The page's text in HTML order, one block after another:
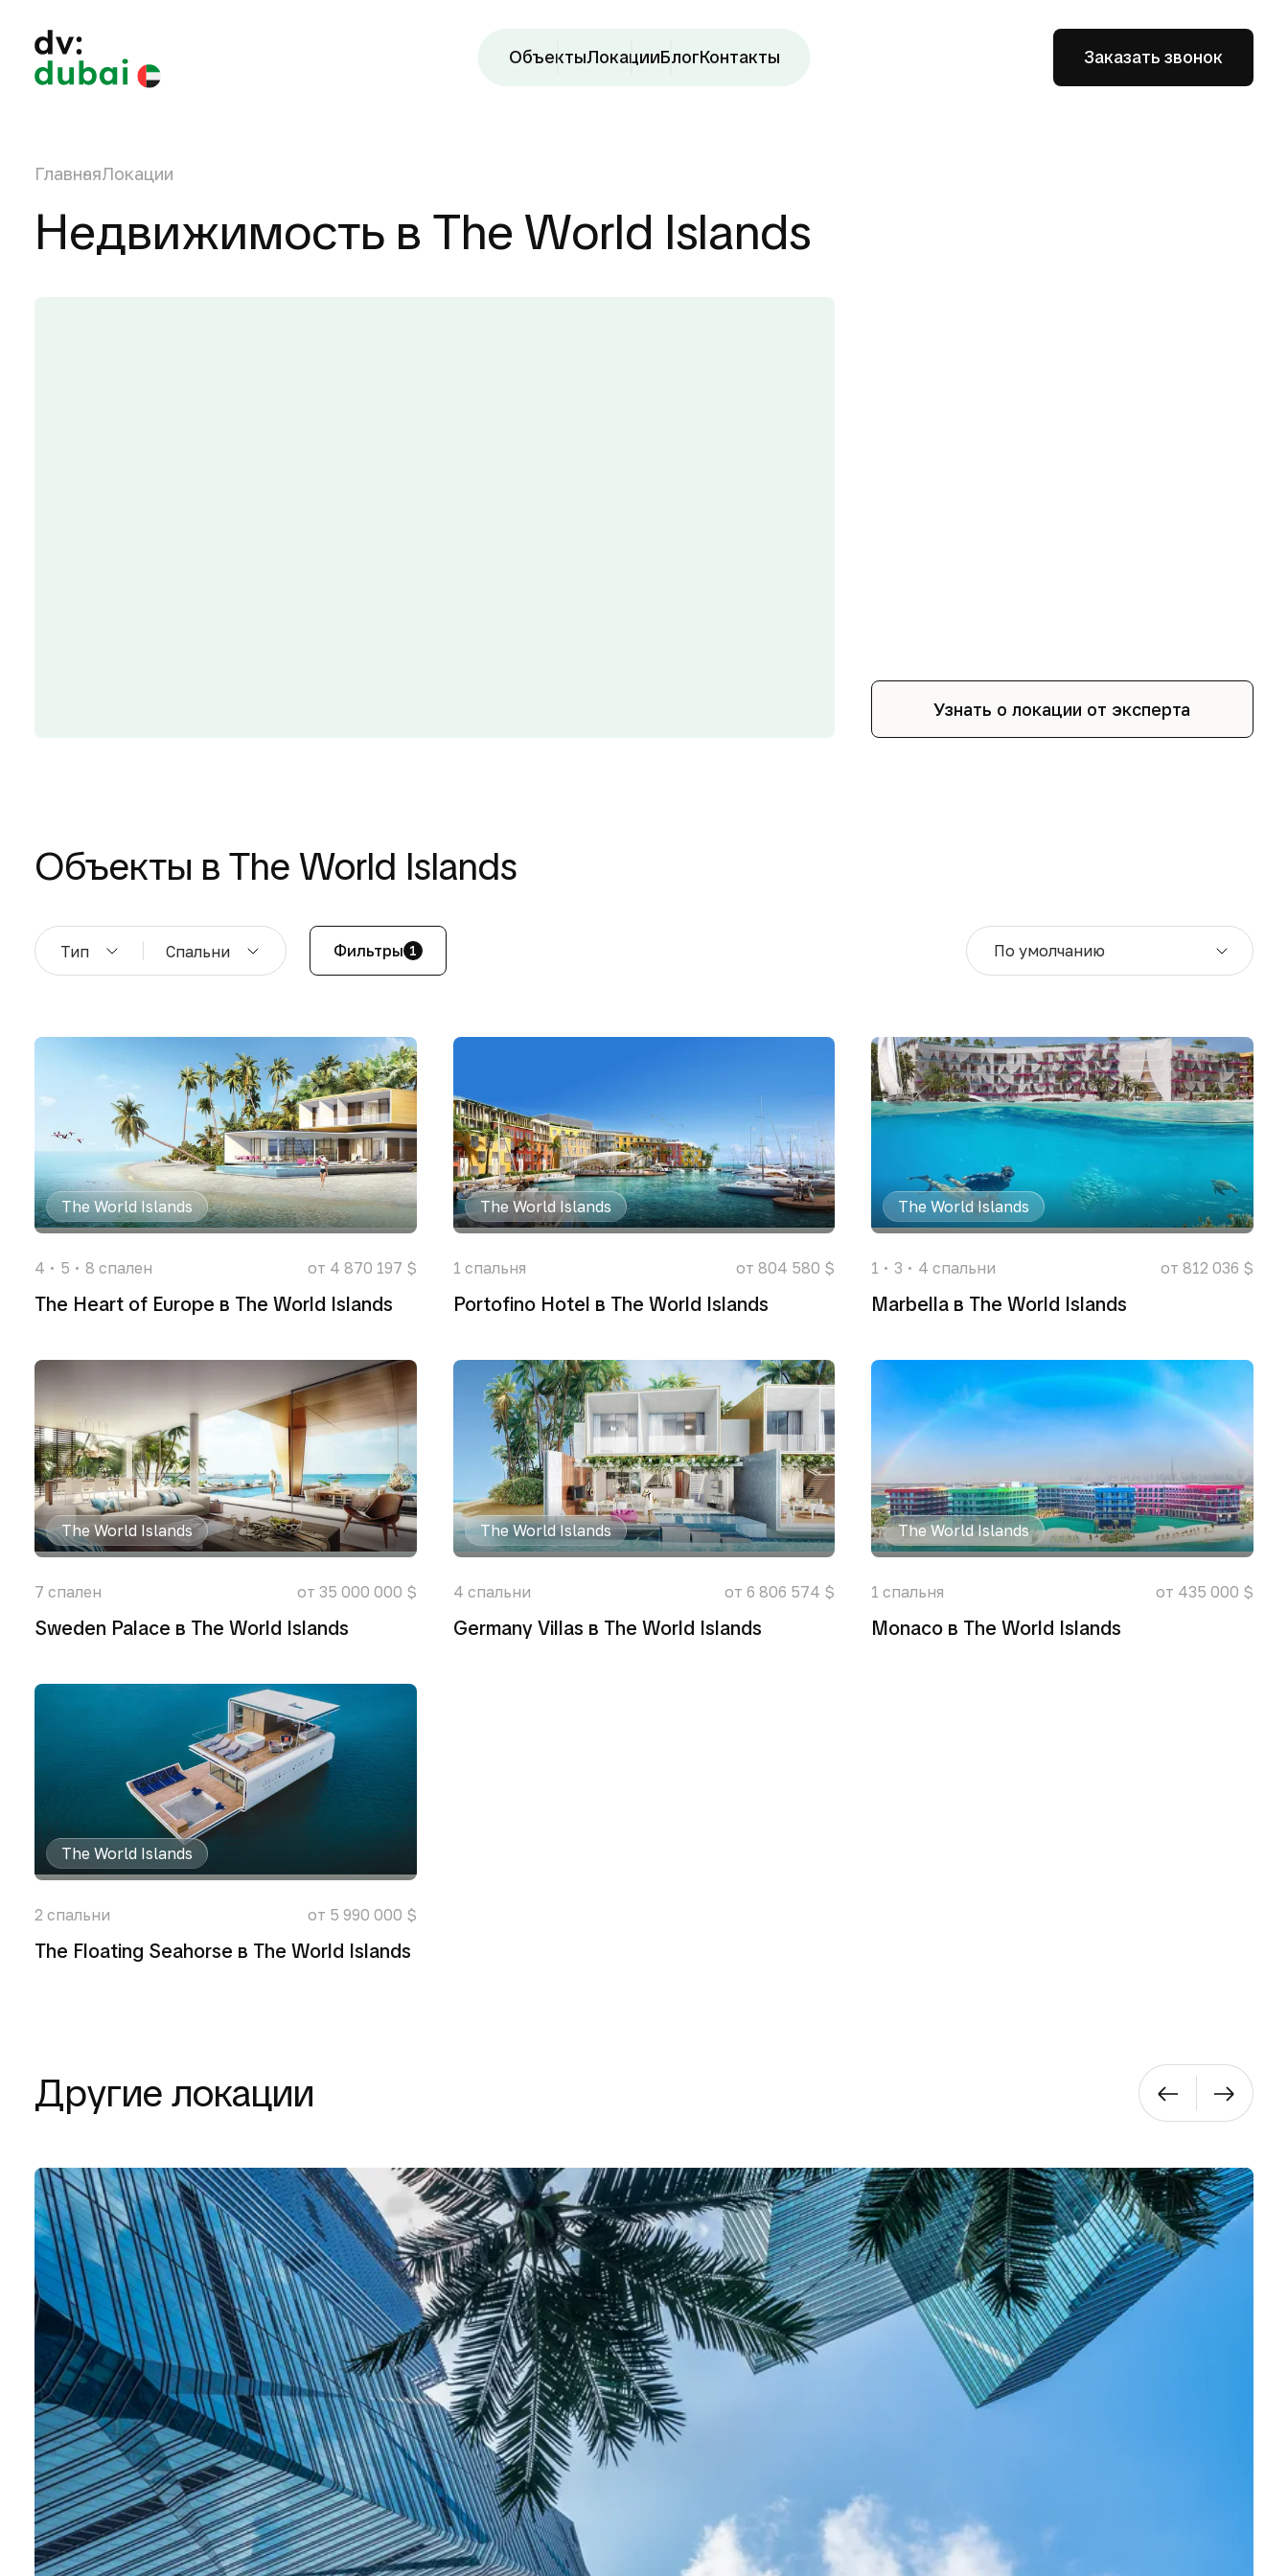
ОбъектыЛокацииБлогКонтакты Заказать звонок
ГлавнаяЛокации
Недвижимость в The World Islands
Узнать о локации от эксперта
Объекты в The World Islands
Тип Спальни Фильтры 1 По умолчанию
The World Islands
4 5 8 спален от 4 870 197 $
The Heart of Europe в The World Islands
The World Islands
1 спальня от 804 580 $
Portofino Hotel в The World Islands
The World Islands
1 3 4 спальни от 812 036 $
Marbella в The World Islands
The World Islands
7 спален от 35 000 000 $
Sweden Palace в The World Islands
The World Islands
4 спальни от 6 806 574 $
Germany Villas в The World Islands
The World Islands
1 спальня от 435 000 $
Monaco в The World Islands
The World Islands
2 спальни от 5 990 000 $
The Floating Seahorse в The World Islands
Другие локации